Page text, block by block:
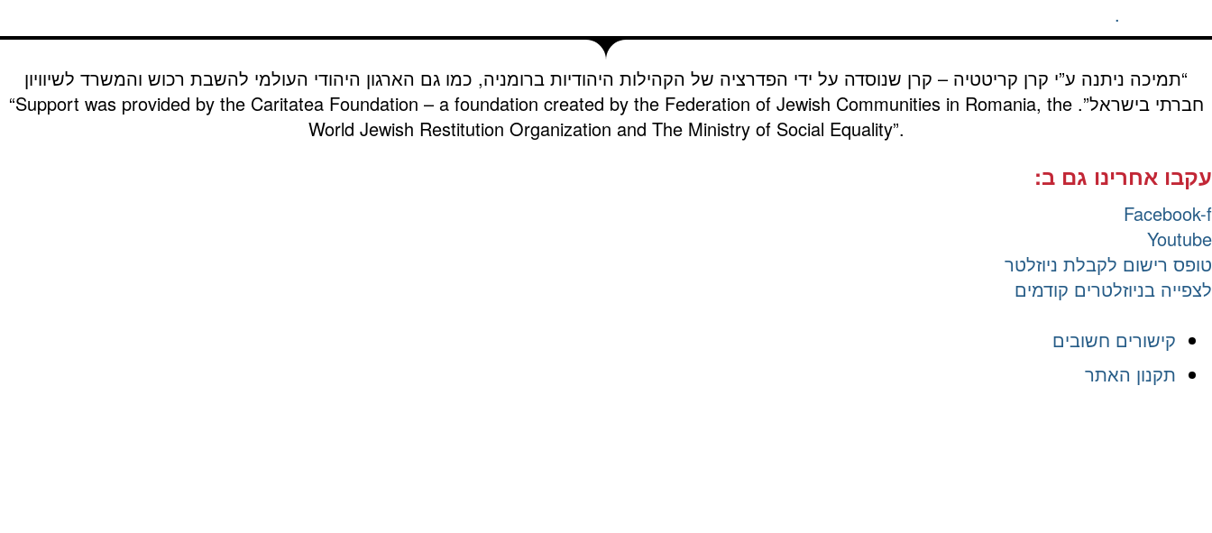
.
“תמיכה ניתנה ע”י קרן קריטטיה – קרן שנוסדה על ידי הפדרציה של הקהילות היהודיות ברומניה, כמו גם הארגון היהודי העולמי להשבת רכוש והמשרד לשיוויון
חברתי בישראל”.“Support was provided by the Caritatea Foundation – a foundation created by the Federation of Jewish Communities in Romania, the
World Jewish Restitution Organization and The Ministry of Social Equality”.
עקבו אחרינו גם ב:
Facebook-f
Youtube
טופס רישום לקבלת ניוזלטר
לצפייה בניוזלטרים קודמים
קישורים חשובים
תקנון האתר